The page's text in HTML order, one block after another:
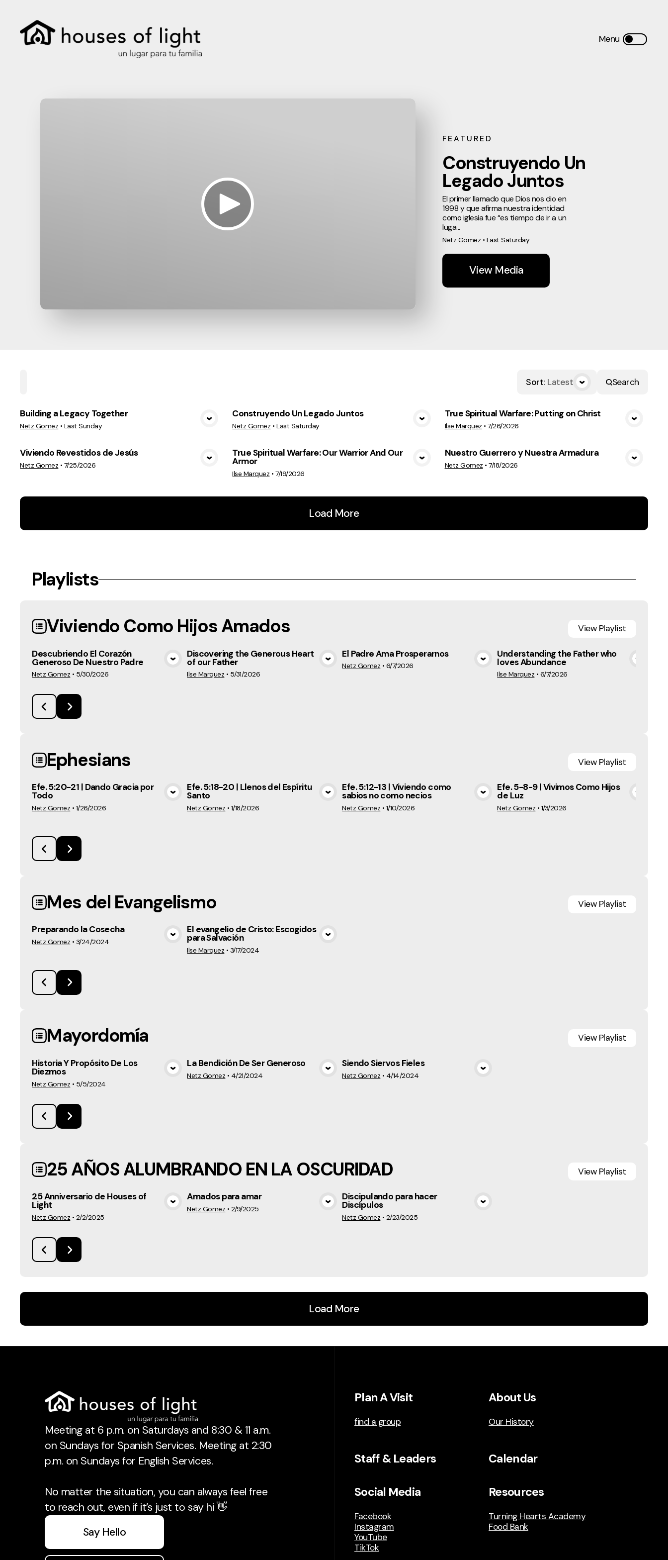
FEATURED
Construyendo Un
Legado Juntos
El primer llamado que Dios nos dio en
1998 y que afirma nuestra identidad
como iglesia fue “es tiempo de ir a un
luga...
Netz Gomez • Last Saturday
View Media
Sort: Latest Search
View Media
Building a Legacy Together
Netz Gomez • Last Sunday View Media
Construyendo Un Legado Juntos
Netz Gomez •Last Saturday
True Spiritual Warfare: Putting on Christ
Ilse Marquez •7/26/2026
View Media
Viviendo Revestidos de Jesús
Netz Gomez • 7/25/2026
True Spiritual Warfare: Our Warrior And Our
Armor
Ilse Marquez •7/19/2026
Nuestro Guerrero y Nuestra Armadura
Netz Gomez •7/18/2026
Load More
Playlists
Viviendo Como Hijos Amados View Playlist
View Media
Descubriendo El Corazón
Generoso De Nuestro Padre
Netz Gomez • 5/30/2026
View Media
Discovering the Generous Heart
of our Father
Ilse Marquez • 5/31/2026
View Media
El Padre Ama Prosperarnos
Netz Gomez • 6/7/2026 View Media
Understanding the Father who
loves Abundance
Ilse Marquez • 6/7/2026
Ephesians View Playlist
Efe. 5:20-21 | Dando Gracia por
Todo
Netz Gomez • 1/26/2026
Efe. 5:18-20 | Llenos del Espíritu
Santo
Netz Gomez • 1/18/2026
View Media
Efe. 5:12-13 | Viviendo como
sabios no como necios
Netz Gomez • 1/10/2026
Efe. 5-8-9 | Vivimos Como Hijos
de Luz
Netz Gomez • 1/3/2026
Mes del Evangelismo View Playlist
View Media
Preparando la Cosecha
Netz Gomez • 3/24/2024 View Media
El evangelio de Cristo: Escogidos
para Salvación
Ilse Marquez • 3/17/2024
Mayordomía View Playlist
Historia Y Propósito De Los
Diezmos
Netz Gomez • 5/5/2024
View Media
La Bendición De Ser Generoso
Netz Gomez • 4/21/2024 View Media
Siendo Siervos Fieles
Netz Gomez • 4/14/2024
25 AÑOS ALUMBRANDO EN LA OSCURIDAD View Playlist
25 Anniversario de Houses of
Light
Netz Gomez • 2/2/2025
View Media
Amados para amar
Netz Gomez • 2/9/2025
Discipulando para hacer
Discípulos
Netz Gomez • 2/23/2025
Load More
Meeting at 6 p.m. on Saturdays and 8:30 & 11 a.m.
on Sundays for Spanish Services. Meeting at 2:30
p.m. on Sundays for English Services.
No matter the situation, you can always feel free
to reach out, even if it’s just to say hi 👋
Say Hello
Plan A Visit
find a group
About Us
Our History
Staff & Leaders Calendar
Social Media
Facebook
Instagram
YouTube
TikTok
Resources
Turning Hearts Academy
Food Bank